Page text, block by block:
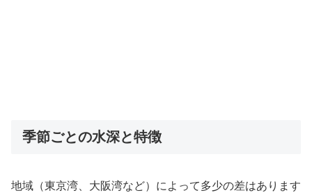
季節ごとの水深と特徴
地域（東京湾、大阪湾など）によって多少の差はあります